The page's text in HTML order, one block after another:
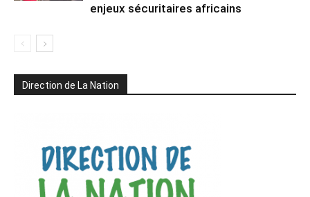
enjeux sécuritaires africains
Direction de La Nation